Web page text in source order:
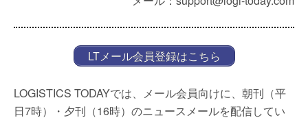
LTメール会員登録はこちら
LOGISTICS TODAYでは、メール会員向けに、朝刊（平
日7時）・夕刊（16時）のニュースメールを配信してい